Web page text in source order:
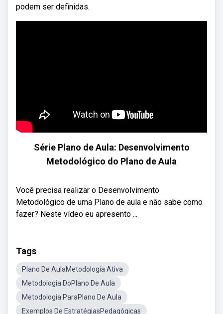
podem ser definidas.
Série Plano de Aula: Desenvolvimento
Metodológico do Plano de Aula
Você precisa realizar o Desenvolvimento
Metodológico de uma Plano de aula e não sabe como
fazer? Neste vídeo eu apresento ...
Tags
Plano De AulaMetodologia Ativa
Metodologia DoPlano De Aula
Metodologia ParaPlano De Aula
Exemplos De EstratégiasPedagógicas